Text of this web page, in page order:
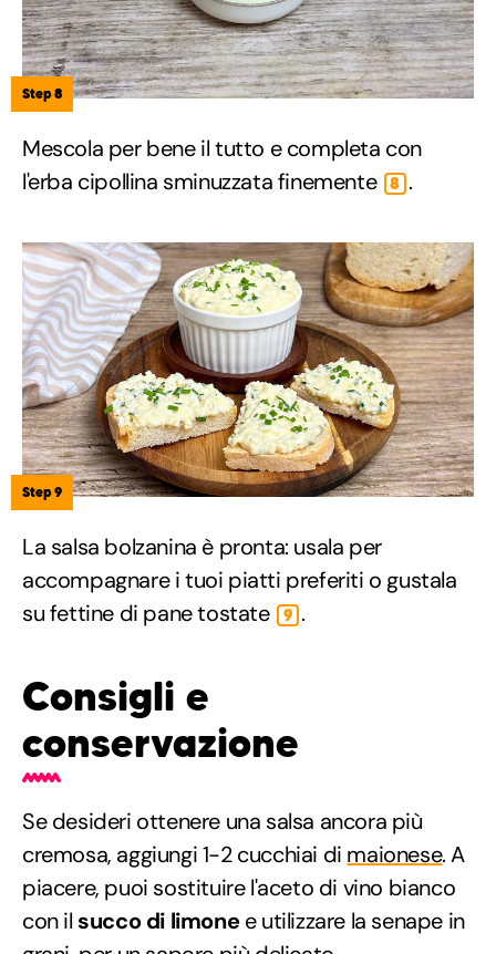
Step 8
Mescola per bene il tutto e completa con
l'erba cipollina sminuzzata finemente
8 .
Step 9
La salsa bolzanina è pronta: usala per
accompagnare i tuoi piatti preferiti o gustala
su fettine di pane tostate
9 .
Consigli e
conservazione
Se desideri ottenere una salsa ancora più
cremosa, aggiungi 1-2 cucchiai di maionese. A
piacere, puoi sostituire l'aceto di vino bianco
con il succo di limonee utilizzare la senape in